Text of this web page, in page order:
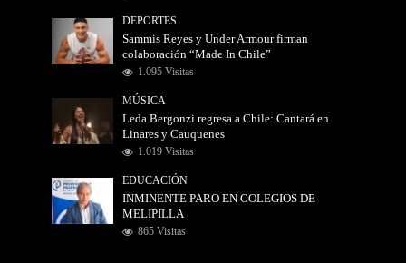
DEPORTES
Sammis Reyes y Under Armour firman
colaboración “Made In Chile”
1.095 Visitas
MÚSICA
Leda Bergonzi regresa a Chile: Cantará en
Linares y Cauquenes
1.019 Visitas
EDUCACIÓN
INMINENTE PARO EN COLEGIOS DE
MELIPILLA
865 Visitas